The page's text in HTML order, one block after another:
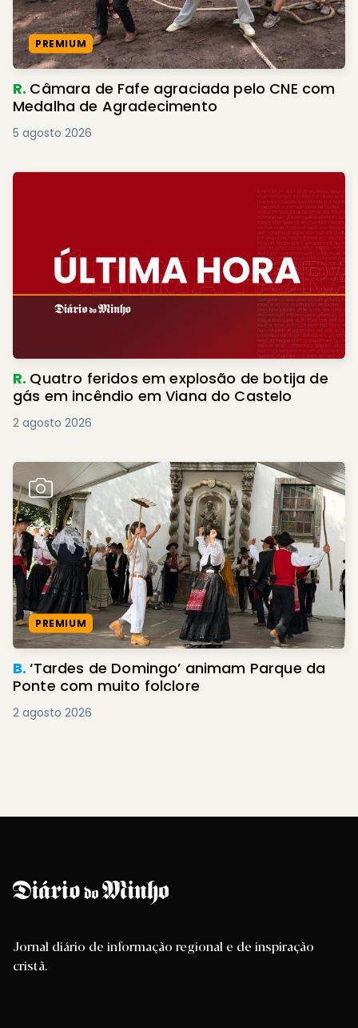
PREMIUM
R. Câmara de Fafe agraciada pelo CNE com
Medalha de Agradecimento
5 agosto 2026
R. Quatro feridos em explosão de botija de
gás em incêndio em Viana do Castelo
2 agosto 2026
PREMIUM
B.‘Tardes de Domingo’ animam Parque da
Ponte com muito folclore
2 agosto 2026
Jornal diário de informação regional e de inspiração
cristã.